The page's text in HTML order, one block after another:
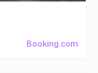
Booking.com